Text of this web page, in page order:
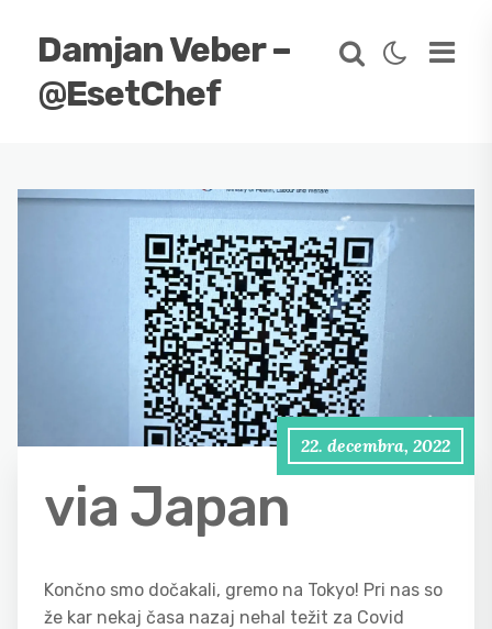
Damjan Veber –
@EsetChef
22. decembra, 2022
via Japan
Končno smo dočakali, gremo na Tokyo! Pri nas so
že kar nekaj časa nazaj nehal težit za Covid